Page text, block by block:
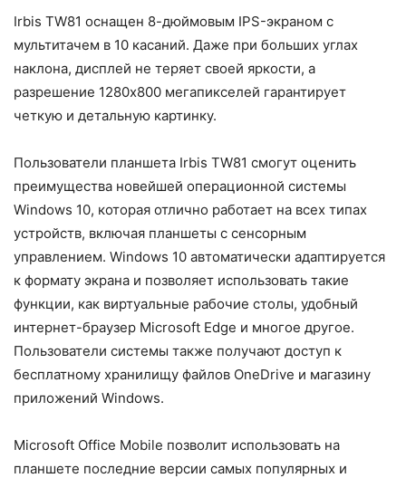
Irbis TW81 оснащен 8-дюймовым IPS-экраном с
мультитачем в 10 касаний. Даже при больших углах
наклона, дисплей не теряет своей яркости, а
разрешение 1280х800 мегапикселей гарантирует
четкую и детальную картинку.
Пользователи планшета Irbis TW81 смогут оценить
преимущества новейшей операционной системы
Windows 10, которая отлично работает на всех типах
устройств, включая планшеты с сенсорным
управлением. Windows 10 автоматически адаптируется
к формату экрана и позволяет использовать такие
функции, как виртуальные рабочие столы, удобный
интернет-браузер Microsoft Edge и многое другое.
Пользователи системы также получают доступ к
бесплатному хранилищу файлов OneDrive и магазину
приложений Windows.
Microsoft Office Mobile позволит использовать на
планшете последние версии самых популярных и